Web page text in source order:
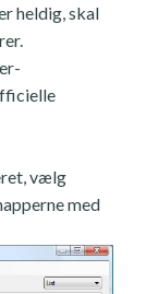
heldig, skal
vælg
med